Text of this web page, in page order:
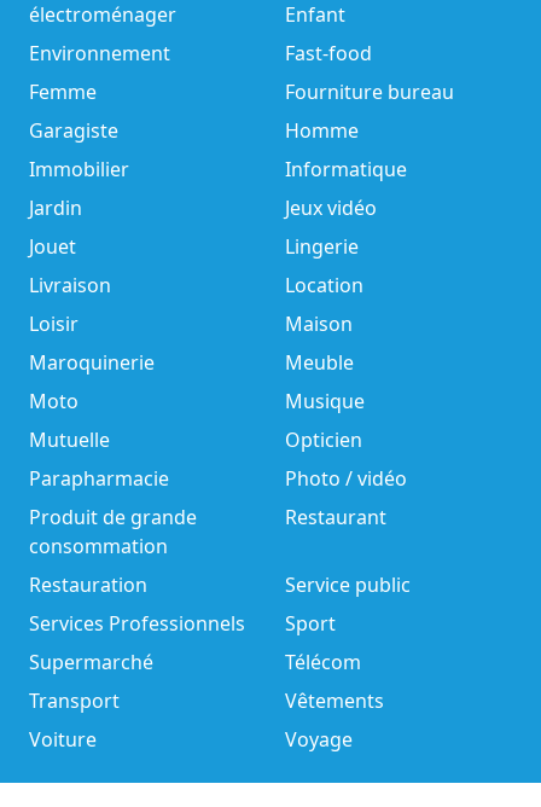
électroménager
Enfant
Environnement
Fast-food
Femme
Fourniture bureau
Garagiste
Homme
Immobilier
Informatique
Jardin
Jeux vidéo
Jouet
Lingerie
Livraison
Location
Loisir
Maison
Maroquinerie
Meuble
Moto
Musique
Mutuelle
Opticien
Parapharmacie
Photo / vidéo
Produit de grande
consommation
Restaurant
Restauration
Service public
Services Professionnels
Sport
Supermarché
Télécom
Transport
Vêtements
Voiture
Voyage